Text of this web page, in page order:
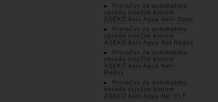
Proračun za automatsku
obradu svježim klorom
ASEKO Asin Aqua Net+ Dose
Proračun za automatsku
obradu svježim klorom
ASEKO Asin Aqua Net Redox
Proračun za automatsku
obradu svježim klorom
ASEKO Asin Aqua Net+
Redox
Proračun za automatsku
obradu svježim klorom
ASEKO Asin Aqua Net CLF